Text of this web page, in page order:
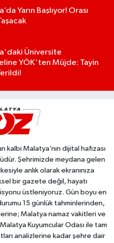
Yarın Başlıyor! Orası
Üniversite
YÖK'ten Müjde: Tayin
Malatya’nın dijital hafızası
Şehrimizde meydana gelen
anlık olarak ekranınıza
bir gazete değil, hayatı
üstleniyoruz. Gün boyu en
15 günlük tahminlerinden,
Malatya namaz vakitleri ve
Kuyumcular Odası ile tam
analizlerine kadar şehre dair